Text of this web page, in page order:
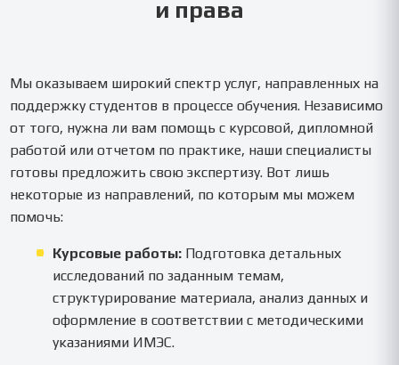
и права
Мы оказываем широкий спектр услуг, направленных на
поддержку студентов в процессе обучения. Независимо
от того, нужна ли вам помощь с курсовой, дипломной
работой или отчетом по практике, наши специалисты
готовы предложить свою экспертизу. Вот лишь
некоторые из направлений, по которым мы можем
помочь:
Курсовые работы: Подготовка детальных
исследований по заданным темам,
структурирование материала, анализ данных и
оформление в соответствии с методическими
указаниями ИМЭС.